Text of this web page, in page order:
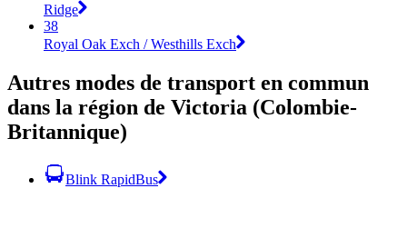
Ridge
38
Royal Oak Exch / Westhills Exch
Autres modes de transport en commun
dans la région de Victoria (Colombie-
Britannique)
Blink RapidBus